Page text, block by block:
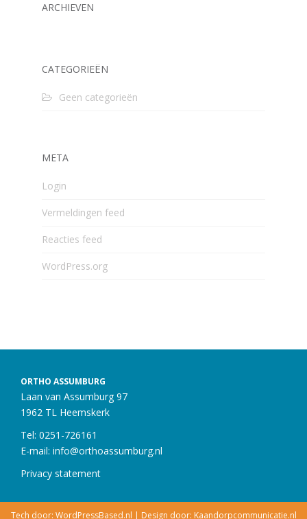
ARCHIEVEN
CATEGORIEËN
Geen categorieën
META
Login
Vermeldingen feed
Reacties feed
WordPress.org
ORTHO ASSUMBURG
Laan van Assumburg 97
1962 TL Heemskerk
Tel: 0251-726161
E-mail: info@orthoassumburg.nl
Privacy statement
Tech door: WordPressBased.nl | Design door: Kaandorpcommunicatie.nl